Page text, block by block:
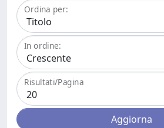
Ordina per:
In ordine:
Risultati/Pagina